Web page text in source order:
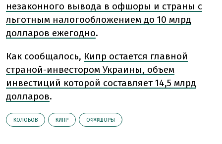
незаконного вывода в офшоры и страны с
льготным налогообложением до 10 млрд
долларов ежегодно.
Как сообщалось, Кипр остается главной
страной-инвестором Украины, объем
инвестиций которой составляет 14,5 млрд
долларов.
КОЛОБОВ КИПР ОФФШОРЫ